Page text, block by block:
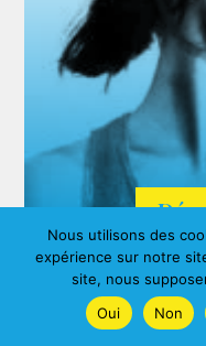
Nous utilisons des
expérience sur notre
site, nous
Oui
Non